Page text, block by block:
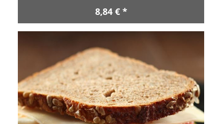
8,84 € *